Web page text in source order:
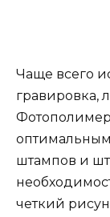
Чаще всего
гравировка,
штампов и
четкий